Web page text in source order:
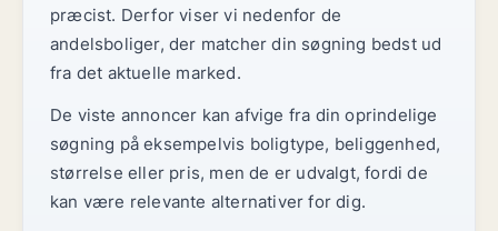
præcist. Derfor viser vi nedenfor de
andelsboliger, der matcher din søgning bedst ud
fra det aktuelle marked.
De viste annoncer kan afvige fra din oprindelige
søgning på eksempelvis boligtype, beliggenhed,
størrelse eller pris, men de er udvalgt, fordi de
kan være relevante alternativer for dig.